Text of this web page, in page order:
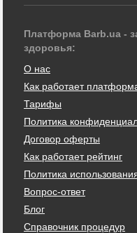
Платформа Barb.ua -
здоровья:
О нас
Как работает
Тарифы
Политика
Договор оферты
Как работает рейтинг
Политика
Вопрос-ответ
Блог
Справочник процедур